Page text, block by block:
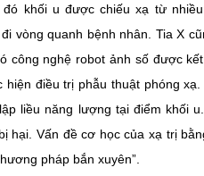
khối u được chiếu xạ từ
vòng quanh bệnh nhân. Tia X
công nghệ robot ảnh số được
hiện điều trị phẫu thuật phóng
liều năng lượng tại điểm khối
hại. Vấn đề cơ học của xạ trị
pháp bắn xuyên”.